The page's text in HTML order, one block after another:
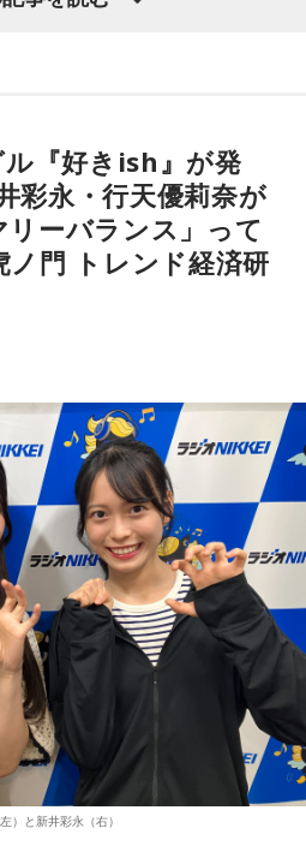
触れることができます。
キャンペーン＆インストアイベ
!』の発売を記念し、タワーレ
ーンと購入者特典企画を実施し
日（土）には、タワーレコード
アイベントの開催も決定。櫻井
がアルバムに込めた思いなどを
重なトークに加え、かつしかト
会」をおこないます。
オのメンバーによるトーク＆サ
土）
集合時間：13:45）
宿店 9Fイベントスペース
ください
WHEEL 2026
（土）・10月11日（日）・10
くらげ / Aki / あたらよ / 雨烏 /
/ EVE OF THE LAIN / いろか
EMNW / 大宮陽和 / OKYO / 奥崎
/ ORCALAND / kasane / 叶夢 /
靴は落とさない / カラノア /
/ Gyubin / くがあくた / grating
レイリー / GeTO / COPES / ココ
/ ゴホウビ / サカキナオ / THE
星 / TheΣ / 札幌某所 / THE
menz / さらさ (Band Set) /
/ chef's / Ciely / シトナユイ
13.3g / Jonah / 杉本ラララ / 鈴木
/ speel plaats / 3markets[ ] / セ
ベガ / Chimothy→ / ちゃくら /
/ Tyrkouaz / テレビ大陸音頭 /
トップ / 中島寂 / ニューアヤカ
11日（日）、12日（月・祝）の3
の出演日も発表しました。
のオフィシャル三次先行も受付
トしてください！
WHEEL 2026は、FM802
型ショーケースイベントです。
トを対象としたオーディション
」を実施。
にて実演最終審査を開催し、
ティストが『Maxell presents
』への出演権を獲得します。
公式アプリもリリース！アーテ
いアーティストを登録してマイ
エリアマップで各ライブハウス
できるなど他にも便利な機能がた
アップデートを、まだお持ちで
して、当日までお待ちくださ
『好きish』が発
彩永・行天優莉奈が
ーバランス」って
門 トレンド経済研
）と新井彩永（右）